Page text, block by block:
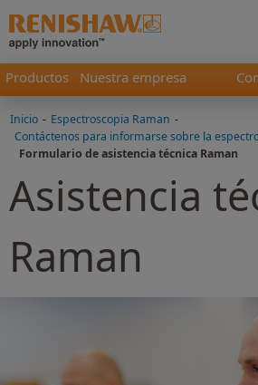
Productos Nuestra empresa
Inicio - Espectroscopia Raman -
Contáctenos para informarse sobre la
Formulario de asistencia técnica Raman
Asistencia
Raman